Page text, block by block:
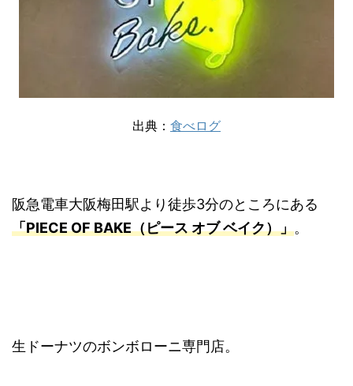
出典： 食べログ
阪急電車大阪梅田駅より徒歩3分のところにある
「PIECE OF BAKE（ピース オブ ベイク）」。
生ドーナツのボンボローニ専門店。